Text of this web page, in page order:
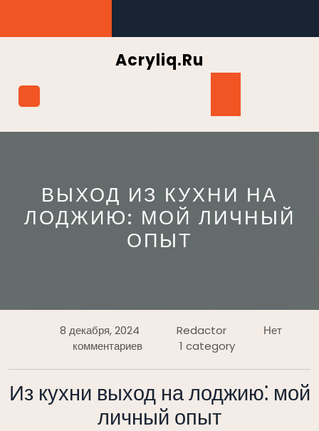
содержимому
Acryliq.ru
ВЫХОД ИЗ КУХНИ НА
ЛОДЖИЮ: МОЙ ЛИЧНЫЙ
ОПЫТ
8 декабря, 2024 Redactor
Нет
комментариев
1 category
Из кухни выход на лоджию⁚ мой
личный опыт